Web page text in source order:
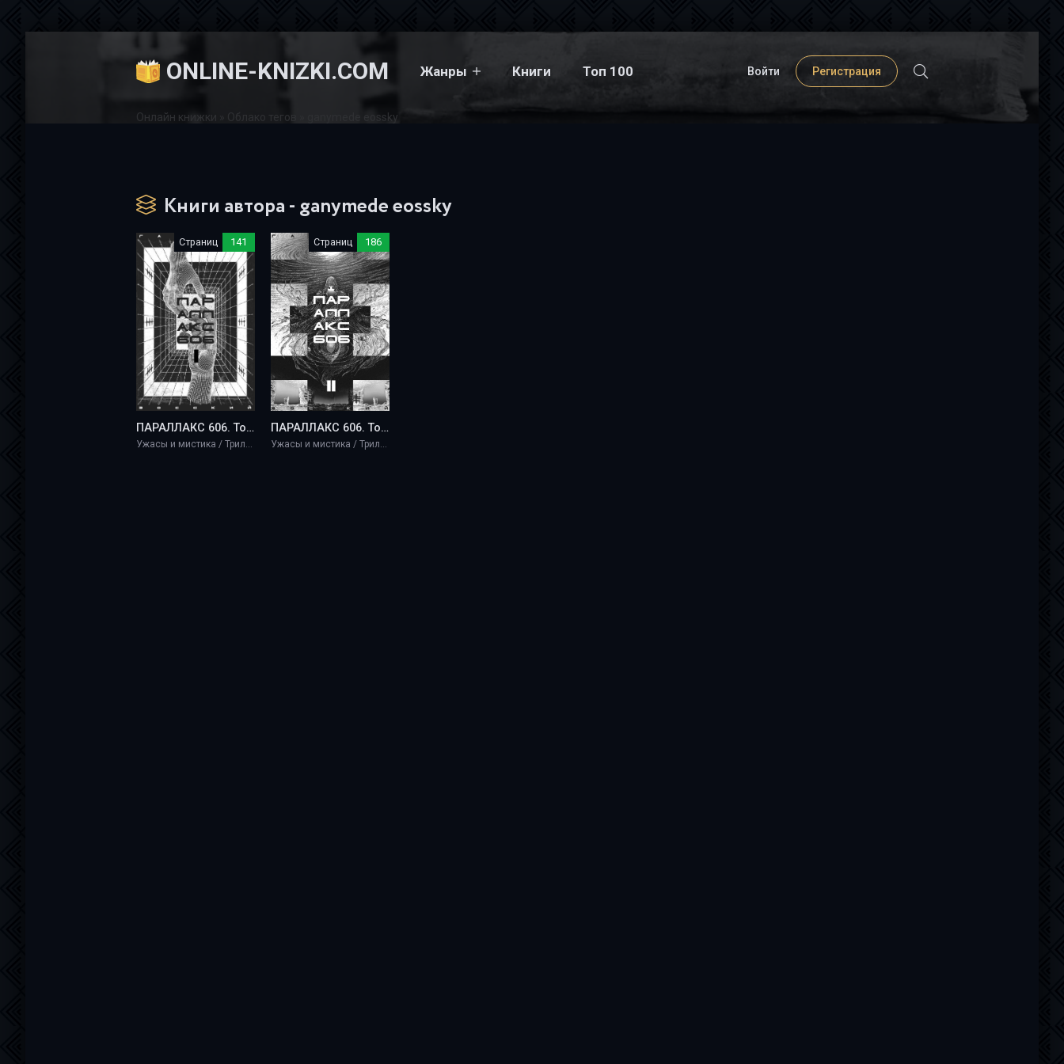
ONLINE-KNIZKI.COM Жанры Книги Топ 100 Войти Регистрация
Онлайн книжки Облако тегов » ganymede eossky
Книги автора - ganymede eossky
Страниц 141
ПАРАЛЛАКС 606. Том I - Ganymede Eossky
Ужасы и мистика / Триллеры / Научная фантастика
Страниц 186
ПАРАЛЛАКС 606. Том II - Ganymede Eossky
Ужасы и мистика / Триллеры / Научная фантастика